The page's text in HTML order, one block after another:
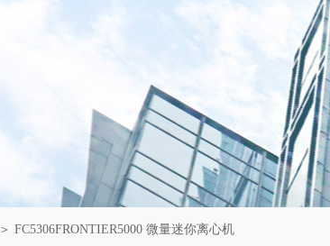
＞ FC5306FRONTIER5000 微量迷你离心机